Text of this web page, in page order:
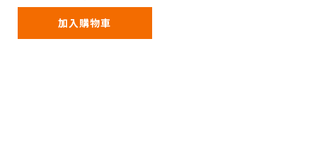
加入購物車